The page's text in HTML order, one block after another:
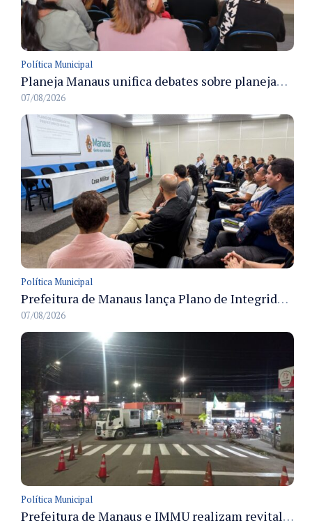
Política Municipal
Planeja Manaus unifica debates sobre planejamento público, orçamento e serviços nos dias 16 e 17 de setembro
07/08/2026
Política Municipal
Prefeitura de Manaus lança Plano de Integridade da CGM para o biênio 2027-2028 com diretrizes de governança e transparência
07/08/2026
Política Municipal
Prefeitura de Manaus e IMMU realizam revitalização da sinalização viária em corredores das zonas Sul e Norte na noite de 6/8